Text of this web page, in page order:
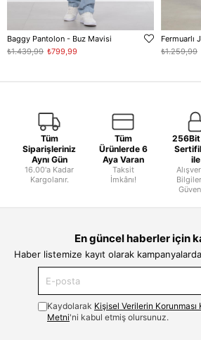
Baggy Pantolon - Buz Mavisi
₺799,99
₺1.439,99
Fermuarlı
₺1.259,99
Tüm
Siparişleriniz
Aynı Gün
16.00'a Kadar
Kargolanır.
Tüm
Ürünlerde 6
Aya Varan
Taksit
İmkânı!
256Bit
ile
En güncel haberler için
Haber listemize kayıt olarak
Kaydolarak Kişisel Verilerin Korunması
Metni'ni kabul etmiş olursunuz.